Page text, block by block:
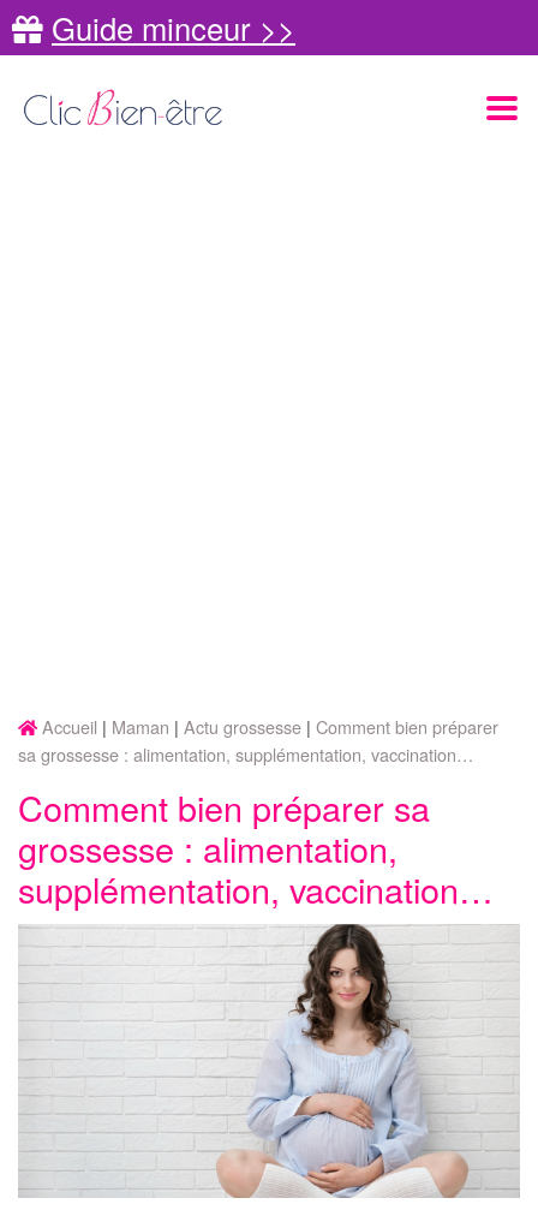
Guide minceur >>
Accueil Maman Actu grossesse Comment bien préparer
sa grossesse : alimentation, supplémentation, vaccination…
Comment bien préparer sa
grossesse : alimentation,
supplémentation, vaccination…